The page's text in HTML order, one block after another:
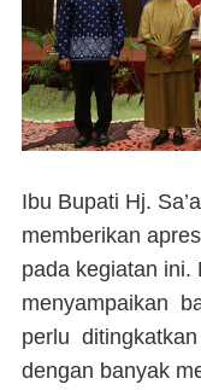
Ibu Bupati Hj.
memberikan
pada kegiatan ini.
menyampaikan
perlu
dengan banyak